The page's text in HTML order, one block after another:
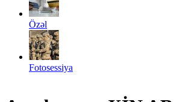
Özəl
Fotosessiya